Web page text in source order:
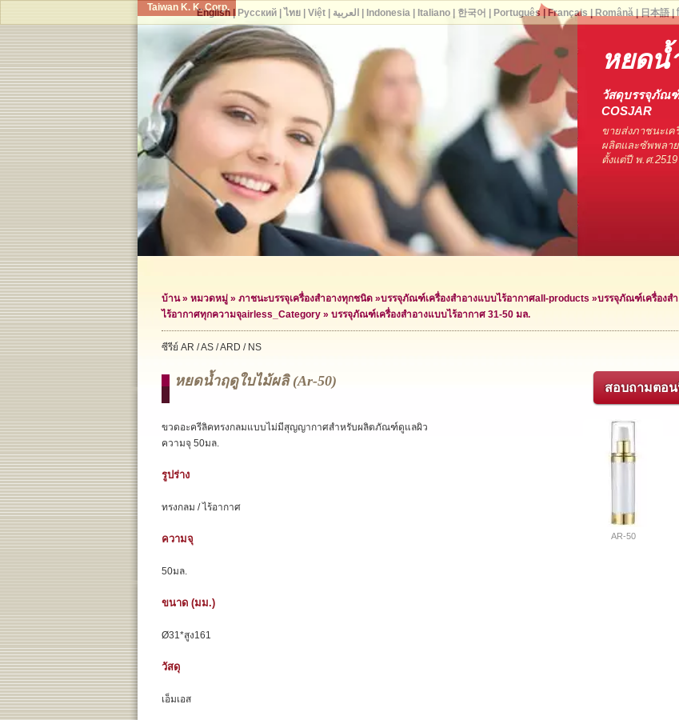
Taiwan K. K. Corp.
หยดน้
วัสดุบรรจุภัณฑ์
COSJAR
ขายส่งภาชนะเ
ผลิตและซัพพลาย
ตั้งแต่ปี พ.ศ
บ้าน» หมวดหมู่ » ภาชนะบรรจุเครื่องสำอางทุกชนิด »บรรจุภัณฑ์เครื่องสำอางแบบไร้อากาศall-products »บรรจุภัณฑ์เครื่องส
ไร้อากาศทุกความจุairless_Category » บรรจุภัณฑ์เครื่องสำอางแบบไร้อากาศ 31-50 มล.
ซีรีย์ AR / AS / ARD / NS
สอบถามตอ
หยดน้ำฤดูใบไม้ผลิ (ar-50)
AR-50
ขวดอะครีลิคทรงกลมแบบไม่มีสุญญากาศสำหรับผลิตภัณฑ์ดูแลผิว
ความจุ 50มล.
รูปร่าง
ทรงกลม / ไร้อากาศ
ความจุ
50มล.
ขนาด (มม.)
Ø31*สูง161
วัสดุ
เอ็มเอส
English| Русский| ไทย| Việt| العربية Indonesia| Italiano| 한국어 Português Français Română| 日本語|